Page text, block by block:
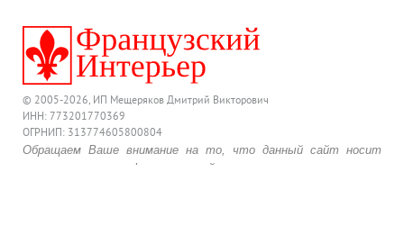
© 2005-2026, ИП Мещеряков Дмитрий Викторович
ИНН: 773201770369
ОГРНИП: 313774605800804
Обращаем Ваше внимание на то, что данный сайт носит
исключительно информационный характер и ни при каких